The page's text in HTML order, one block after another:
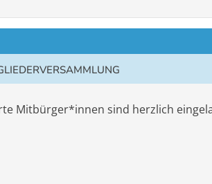
Mitbürger*innen sind herzlich